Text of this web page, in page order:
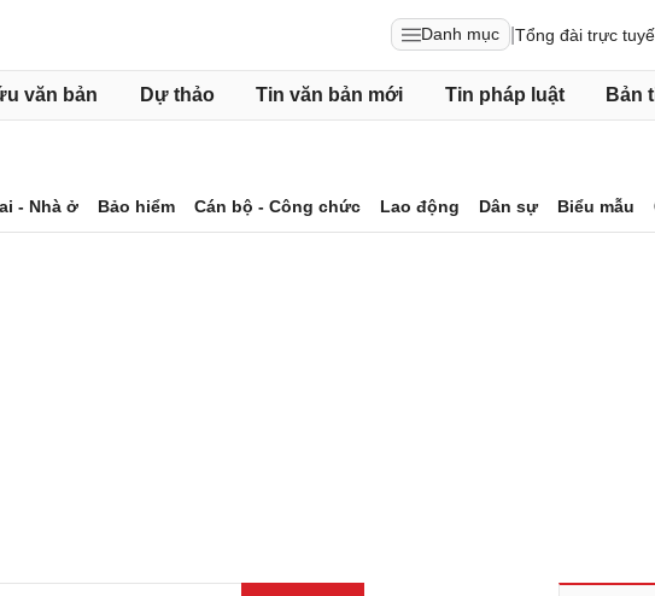
Danh mục Tổng đài trực
văn bản Dự thảo Tin văn bản mới Tin pháp luật Bản
- Nhà ở Bảo hiểm Cán bộ - Công chức Lao động Dân sự Biểu mẫu